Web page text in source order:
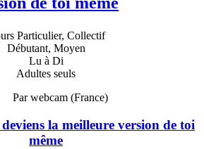
Particulier, Collectif
Débutant, Moyen
Lu à Di
Adultes seuls
Par webcam (France)
la meilleure version de toi
même